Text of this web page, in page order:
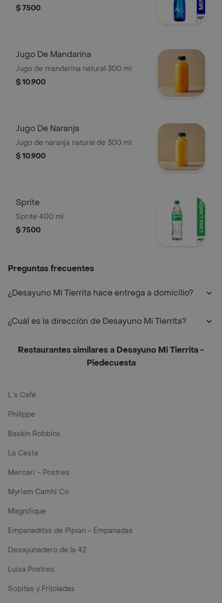
$ 7500
Jugo De Mandarina
Jugo de mandarina natural 300 ml.
$ 10.900
Jugo De Naranja
Jugo de naranja natural de 300 ml.
$ 10.900
Sprite
Sprite 400 ml
$ 7500
Preguntas frecuentes
¿Desayuno Mi Tierrita hace entrega a domicilio?
¿Cuál es la dirección de Desayuno Mi Tierrita?
Restaurantes similares a Desayuno Mi Tierrita -
Piedecuesta
L´s Café
Philippe
Baskin Robbins
La Cesta
Mercari - Postres
Myriam Camhi Co
Magnifique
Empanaditas de Pipian - Empanadas
Desayunadero de la 42
Luisa Postres
Sopitas y Frijoladas